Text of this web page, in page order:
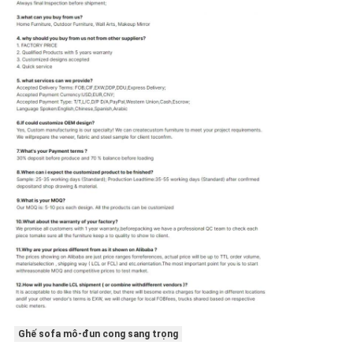
Ghế sofa mô-đun cong sang trọng